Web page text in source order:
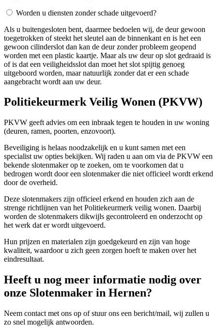
Worden u diensten zonder schade uitgevoerd?
Als u buitengesloten bent, daarmee bedoelen wij, de deur gewoon
toegetrokken of steekt het sleutel aan de binnenkant en is het een
gewoon cilinderslot dan kan de deur zonder probleem geopend
worden met een plastic kaartje. Maar als uw deur op slot gedraaid is
of is dat een veiligheidsslot dan moet het slot spijtig genoeg
uitgeboord worden, maar natuurlijk zonder dat er een schade
aangebracht wordt aan uw deur.
Politiekeurmerk Veilig Wonen (PKVW)
PKVW geeft advies om een inbraak tegen te houden in uw woning
(deuren, ramen, poorten, enzovoort).
Beveiliging is helaas noodzakelijk en u kunt samen met een
specialist uw opties bekijken. Wij raden u aan om via de PKVW een
bekende slotenmaker op te zoeken, om te voorkomen dat u
bedrogen wordt door een slotenmaker die niet officieel wordt erkend
door de overheid.
Deze slotenmakers zijn officieel erkend en houden zich aan de
strenge richtlijnen van het Politiekeurmerk veilig wonen. Daarbij
worden de slotenmakers dikwijls gecontroleerd en onderzocht op
het werk dat er wordt uitgevoerd.
Hun prijzen en materialen zijn goedgekeurd en zijn van hoge
kwaliteit, waardoor u zich geen zorgen hoeft te maken over het
eindresultaat.
Heeft u nog meer informatie nodig over
onze Slotenmaker in Hernen?
Neem contact met ons op of stuur ons een bericht/mail, wij zullen u
zo snel mogelijk antwoorden.